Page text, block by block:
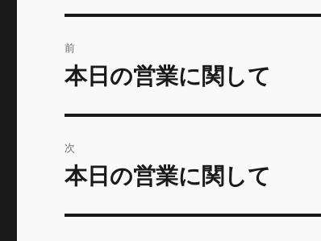
稿
ゲ
前
前
投
稿:
本日の営業に関して
次
次
投
本日の営業に関して